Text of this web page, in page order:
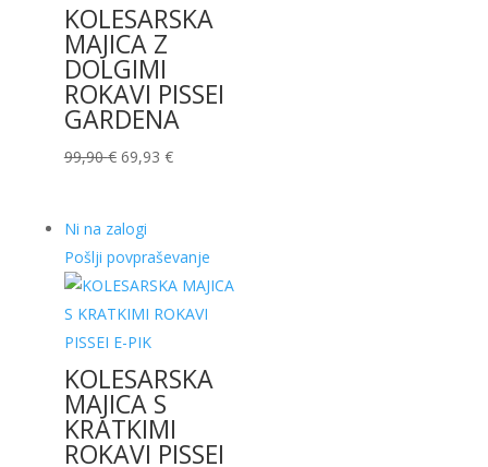
KOLESARSKA
MAJICA Z
DOLGIMI
ROKAVI PISSEI
GARDENA
99,90€ Izvirna
bila:
99,90 €.
69,93 €Trenutna
Ni na zalogi
Pošlji povpraševanje
KOLESARSKA
MAJICA S
KRATKIMI
ROKAVI PISSEI